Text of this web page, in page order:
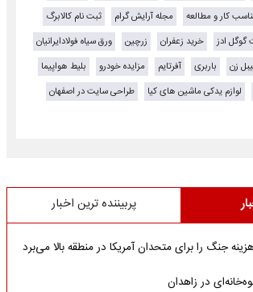
کار و مطالعه مجله آرایش گرام
ثبت نام کالابرگ
گوگل ادز خرید زعفران زرچین
ورق سیاه فولادایرانیان
زن باربری آفرتایم مزایده خودرو
بلیط هواپیما
لوازم یدکی ماشین های کیا
طراحی سایت در اصفهان
پربیننده ترین اخبار
جنگ را برای متحدان آمریکا در منطقه بالا می‌برد
در زاهدان